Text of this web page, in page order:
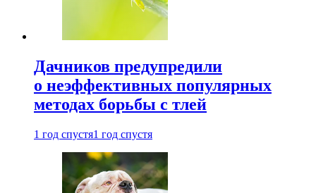
Дачников предупредили
о неэффективных популярных
методах борьбы с тлей
1 год спустя1 год спустя